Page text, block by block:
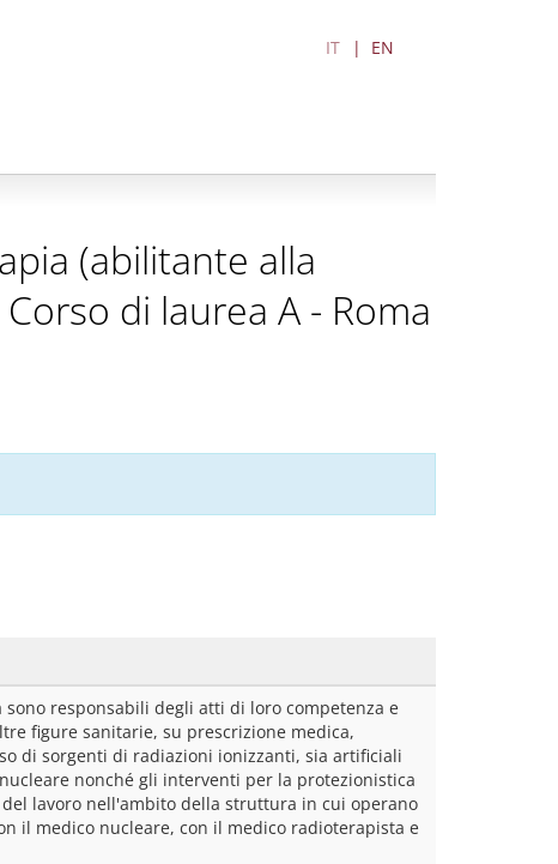
IT EN
(abilitante alla
di laurea A - Roma
responsabili degli atti di loro competenza e
figure sanitarie, su prescrizione medica,
di sorgenti di radiazioni ionizzanti, sia artificiali
nonché gli interventi per la protezionistica
lavoro nell'ambito della struttura in cui operano
il medico nucleare, con il medico radioterapista e